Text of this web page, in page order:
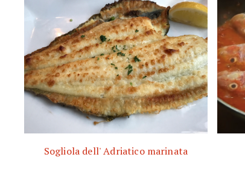
Sogliola dell' Adriatico marinata